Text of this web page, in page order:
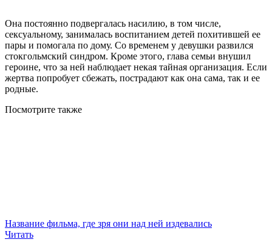
Она постоянно подвергалась насилию, в том числе,
сексуальному, занималась воспитанием детей похитившей ее
пары и помогала по дому. Со временем у девушки развился
стокгольмский синдром. Кроме этого, глава семьи внушил
героине, что за ней наблюдает некая тайная организация. Если
жертва попробует сбежать, пострадают как она сама, так и ее
родные.
Посмотрите также
Название фильма, где зря они над ней издевались
Читать